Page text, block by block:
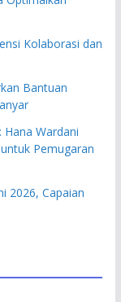
Kolaborasi dan
Bantuan
Wardani
Pemugaran
2026, Capaian